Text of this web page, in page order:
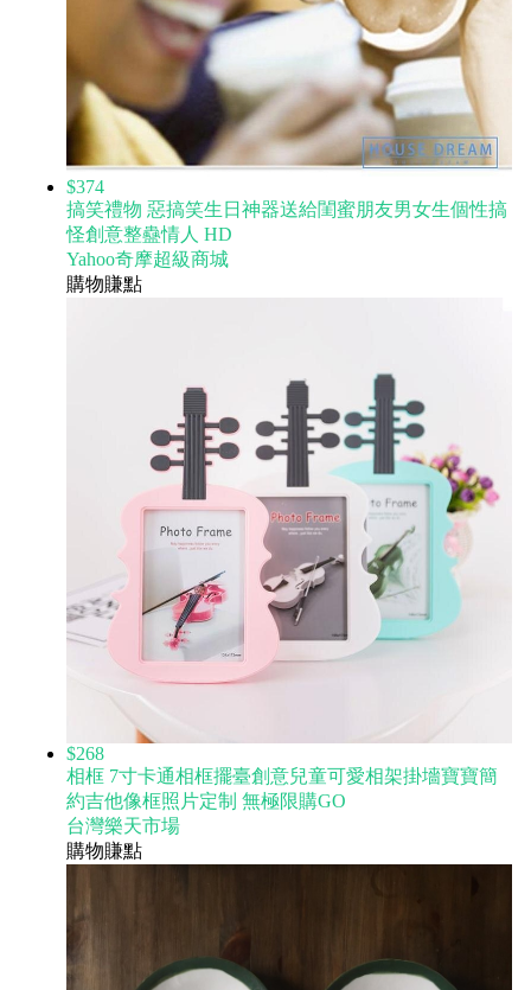
$374
搞笑禮物 惡搞笑生日神器送給閨蜜朋友男女生個性搞
怪創意整蠱情人 HD
Yahoo奇摩超級商城
購物賺點
$268
相框 7寸卡通相框擺臺創意兒童可愛相架掛墻寶寶簡
約吉他像框照片定制 無極限購GO
台灣樂天市場
購物賺點